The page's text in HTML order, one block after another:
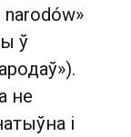
ў
не
і